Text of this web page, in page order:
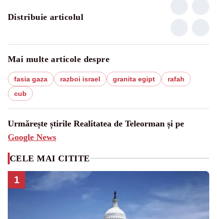
Distribuie articolul
Mai multe articole despre
fasia gaza razboi israel granita egipt
rafah
cub
Urmărește știrile Realitatea de Teleorman și pe
Google News
CELE MAI CITITE
1